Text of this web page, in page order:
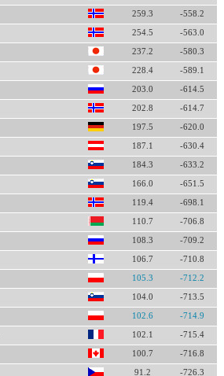
259.3 -558.2
254.5 -563.0
237.2 -580.3
228.4 -589.1
203.0 -614.5
202.8 -614.7
197.5 -620.0
187.1 -630.4
184.3 -633.2
166.0 -651.5
119.4 -698.1
110.7 -706.8
108.3 -709.2
106.7 -710.8
105.3 -712.2
104.0 -713.5
102.6 -714.9
102.1 -715.4
100.7 -716.8
91.2 -726.3